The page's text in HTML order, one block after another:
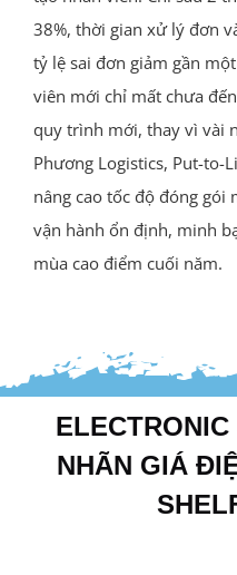
38%, thời gian xử lý đơn
tỷ lệ sai đơn giảm gần
viên mới chỉ mất chưa
quy trình mới, thay vì vài
Phương Logistics, Put-to-
nâng cao tốc độ đóng
vận hành ổn định, minh
mùa cao điểm cuối năm.
NHÃN GIÁ